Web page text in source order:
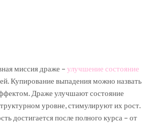
миссия драже – улучшение состояние
Купирование выпадения можно назвать
Драже улучшают состояние
уровне, стимулируют их рост.
достигается после полного курса – от